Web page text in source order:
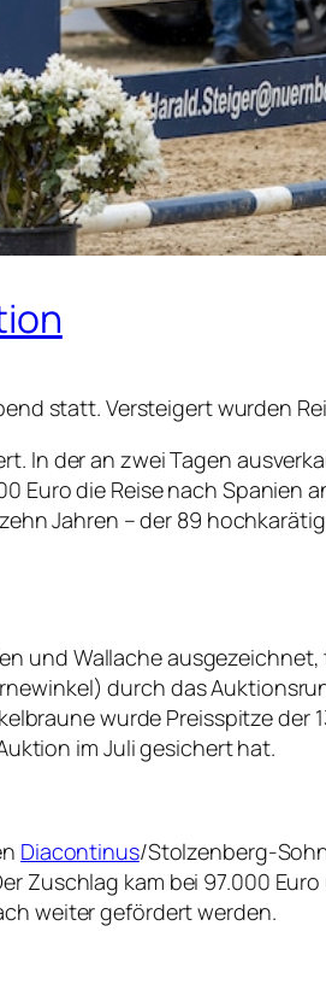
statt. Versteigert wurden
In der an zwei Tagen
Euro die Reise nach
Jahren – der 89
und Wallache ausgezeichnet,
durch das
wurde Preisspitze der
im Juli gesichert hat.
Diacontinus/Stolzenberg-
Zuschlag kam bei 97.000
weiter gefördert werden.